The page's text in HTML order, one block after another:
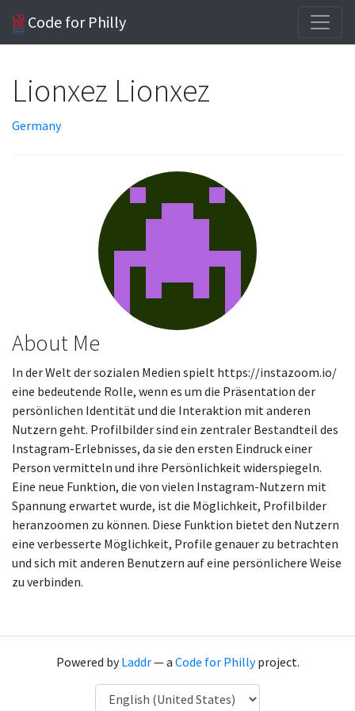
Code for Philly
Lionxez Lionxez
Germany
About Me
In der Welt der sozialen Medien spielt https://instazoom.io/
eine bedeutende Rolle, wenn es um die Präsentation der
persönlichen Identität und die Interaktion mit anderen
Nutzern geht. Profilbilder sind ein zentraler Bestandteil des
Instagram-Erlebnisses, da sie den ersten Eindruck einer
Person vermitteln und ihre Persönlichkeit widerspiegeln.
Eine neue Funktion, die von vielen Instagram-Nutzern mit
Spannung erwartet wurde, ist die Möglichkeit, Profilbilder
heranzoomen zu können. Diese Funktion bietet den Nutzern
eine verbesserte Möglichkeit, Profile genauer zu betrachten
und sich mit anderen Benutzern auf eine persönlichere Weise
zu verbinden.
Powered byLaddr— a Code for Phillyproject.
Language